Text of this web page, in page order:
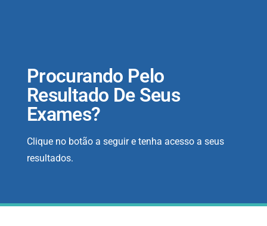
Procurando Pelo
Resultado De Seus
Exames?
Clique no botão a seguir e tenha acesso a seus
resultados.